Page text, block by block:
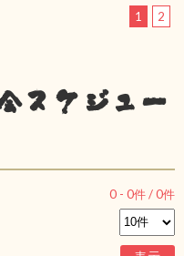
1 2
スケジュー
0 - 0件 /0件